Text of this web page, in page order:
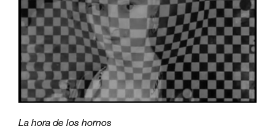
La hora de los hornos